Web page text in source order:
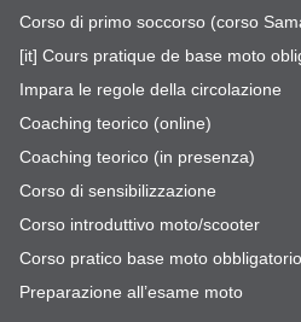
Corso di primo soccorso (corso
[it] Cours pratique de base moto
Impara le regole della circolazione
Coaching teorico (online)
Coaching teorico (in presenza)
Corso di sensibilizzazione
Corso introduttivo moto/scooter
Corso pratico base moto obbligatorio
Preparazione all’esame moto